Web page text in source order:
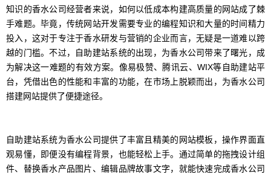
知识的香水公司经营者来说，如何以低成本构建高质量的网站成了棘
手难题。毕竟，传统网站开发需要专业的编程知识和大量的时间精力
投入，这对于专注于香水研发与营销的企业而言，无疑是一道难以跨
越的门槛。不过，自助建站系统的出现，为香水公司带来了曙光，成
为解决这一难题的有效方案。像易极赞、腾讯云、WIX等自助建站平
台，凭借出色的性能和丰富的功能，在市场上脱颖而出，为香水公司
搭建网站提供了便捷途径。
自助建站系统为香水公司提供了丰富且精美的网站模板，操作界面直
观易懂，即便没有编程背景，也能轻松上手。通过简单的拖拽设计组
件、替换香水产品图片、编辑品牌故事文字，就能快速完成香水公司